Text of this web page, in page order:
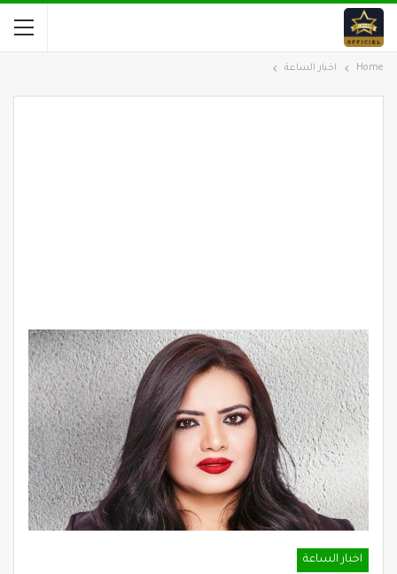
Home اخبار الساعة
اخبار الساعة